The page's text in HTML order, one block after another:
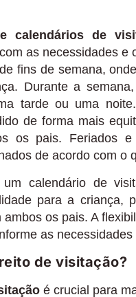
calendários de
as necessidades
fins de semana,
Durante a
tarde ou uma
de forma mais
os pais. Feriados
de acordo com o
calendário de
para a criança,
os pais. A
as
de visitação?
é crucial para